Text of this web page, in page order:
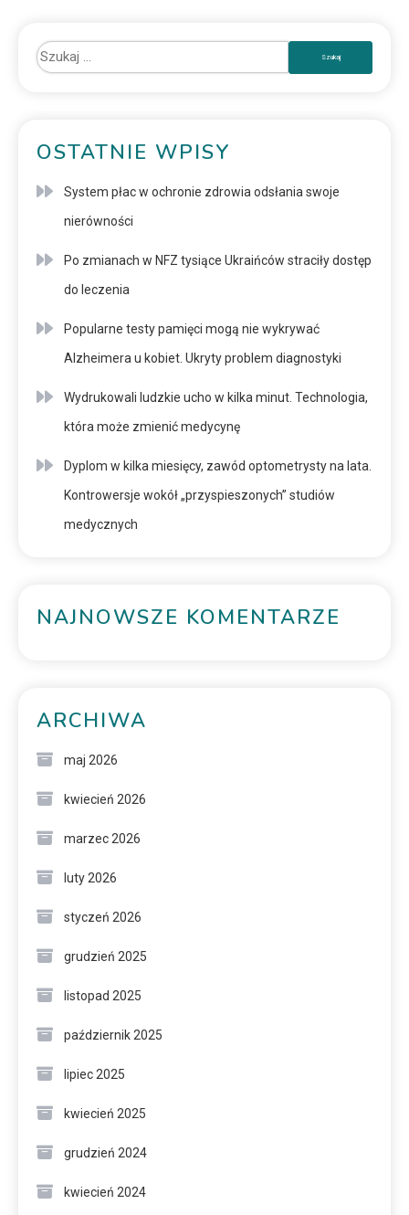
OSTATNIE WPISY
System płac w ochronie zdrowia odsłania swoje
nierówności
Po zmianach w NFZ tysiące Ukraińców straciły dostęp
do leczenia
Popularne testy pamięci mogą nie wykrywać
Alzheimera u kobiet. Ukryty problem diagnostyki
Wydrukowali ludzkie ucho w kilka minut. Technologia,
która może zmienić medycynę
Dyplom w kilka miesięcy, zawód optometrysty na lata.
Kontrowersje wokół „przyspieszonych” studiów
medycznych
NAJNOWSZE KOMENTARZE
ARCHIWA
maj 2026
kwiecień 2026
marzec 2026
luty 2026
styczeń 2026
grudzień 2025
listopad 2025
październik 2025
lipiec 2025
kwiecień 2025
grudzień 2024
kwiecień 2024